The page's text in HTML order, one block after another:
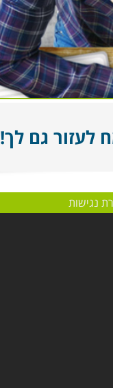
לעזור גם לך!
נגישות